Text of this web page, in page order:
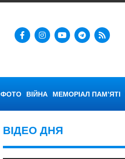
ФОТО ВІЙНА МЕМОРІАЛ ПАМ’ЯТІ
ВІДЕО ДНЯ